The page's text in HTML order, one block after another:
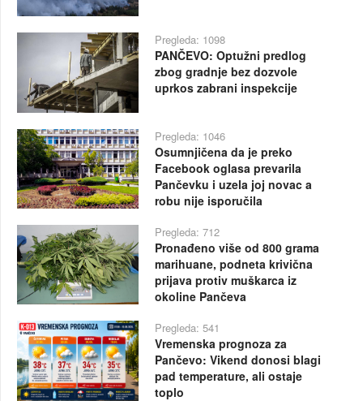
Pregleda: 1098
PANČEVO: Optužni predlog
zbog gradnje bez dozvole
uprkos zabrani inspekcije
Pregleda: 1046
Osumnjičena da je preko
Facebook oglasa prevarila
Pančevku i uzela joj novac a
robu nije isporučila
Pregleda: 712
Pronađeno više od 800 grama
marihuane, podneta krivična
prijava protiv muškarca iz
okoline Pančeva
Pregleda: 541
Vremenska prognoza za
Pančevo: Vikend donosi blagi
pad temperature, ali ostaje
toplo